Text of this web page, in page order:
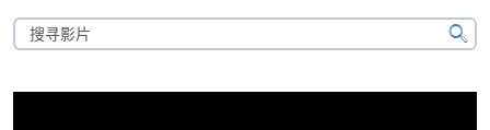
搜
寻
片
搜